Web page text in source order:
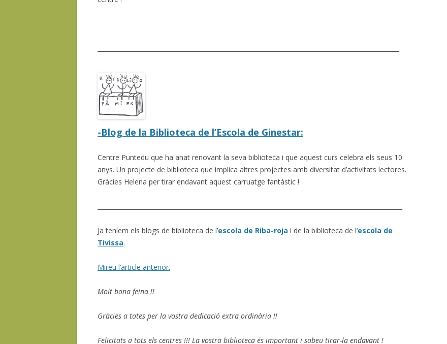
-Blog de la Biblioteca de l’Escola de Ginestar:
Centre Puntedu que ha anat renovant la seva biblioteca i que aquest curs celebra els seus 10
anys. Un projecte de biblioteca que implica altres projectes amb diversitat d’activitats lectores.
Gràcies Helena per tirar endavant aquest carruatge fantàstic !
Ja teníem els blogs de biblioteca de l’escola de Riba-roja i de la biblioteca de l‘escola de
Tivissa.
Mireu l’article anterior.
Molt bona feina !!
Gràcies a totes per la vostra dedicació extra ordinària !!
Felicitats a tots els centres !!! La vostra biblioteca és important i sabeu tirar-la endavant !